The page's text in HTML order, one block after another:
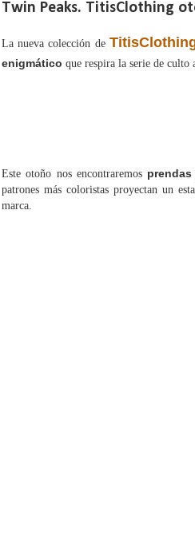
Twin Peaks. TitisClothing
La nueva colección de
enigmático que respira la serie de culto
Este otoño nos encontraremos
patrones más coloristas proyectan un
marca.